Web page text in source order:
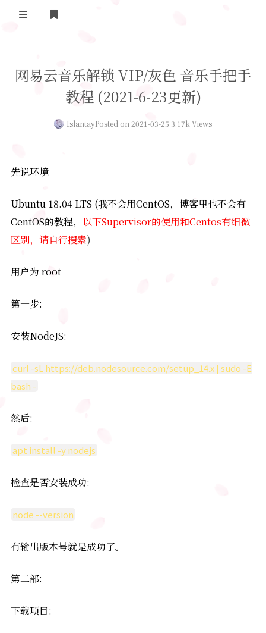
Daily Life
Log in
网易云音乐解锁 VIP/灰色 音乐手把手
教程 (2021-6-23更新)
IslantayPosted on 2021-03-25 3.17k Views
先说环境
Ubuntu 18.04 LTS (我不会用CentOS，博客里也不会有
CentOS的教程， 以下Supervisor的使用和Centos有细微
区别，请自行搜索)
用户为 root
第一步:
安装NodeJS:
curl -sL https://deb.nodesource.com/setup_14.x | sudo -E
bash -
然后:
apt install -y nodejs
检查是否安装成功:
node --version
有输出版本号就是成功了。
第二部:
下载项目: